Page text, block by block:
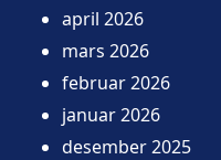
april 2026
mars 2026
februar 2026
januar 2026
desember 2025